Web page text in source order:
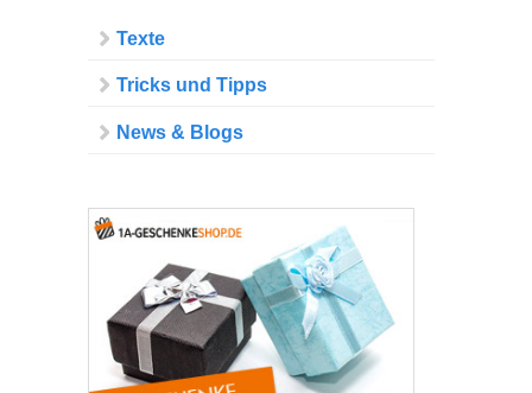
Texte
Tricks und Tipps
News & Blogs